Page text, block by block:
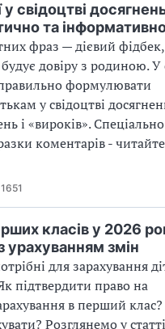
свідоцтві
та
фраз — дієвий
довіру з родиною. У
формулювати
у свідоцтві
і «вироків».
коментарів -
класів у 2026
урахуванням змін
для зарахування
підтвердити право на
в перший
Розглянемо у статті